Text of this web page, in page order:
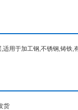
用于加工钢,不锈钢,铸铁,
货